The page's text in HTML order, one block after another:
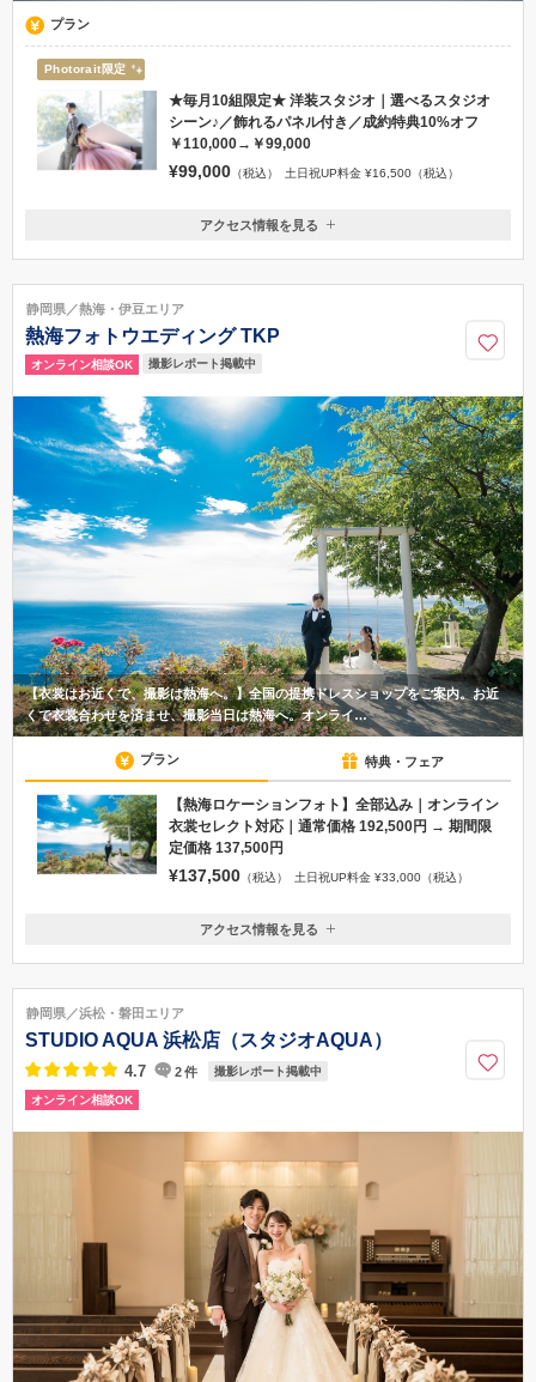
プラン
Photorait限定
★毎月10組限定★ 洋装スタジオ｜選べるスタジオ
シーン♪／飾れるパネル付き／成約特典10%オフ
￥110,000→￥99,000
¥99,000 （税込） 土日祝UP料金 ¥16,500（税込）
静岡県浜松市中央区佐藤3丁目18-5 3F
053-482-8502
アクセス情報を見る
静岡県／熱海・伊豆エリア
熱海フォトウエディング TKP
オンライン相談OK 撮影レポート掲載中
【衣裳はお近くで、撮影は熱海へ。】全国の提携ドレスショップをご案内。お近
くで衣裳合わせを済ませ、撮影当日は熱海へ。オンライ…
プラン 特典・フェア
【熱海ロケーションフォト】全部込み｜オンライン
衣裳セレクト対応｜通常価格 192,500円 → 期間限
定価格 137,500円
¥137,500 （税込） 土日祝UP料金 ¥33,000（税込）
静岡県熱海市熱海1739-35 パサニアホテル棟27階
043-296-1263
アクセス情報を見る
静岡県／浜松・磐田エリア
STUDIO AQUA 浜松店（スタジオAQUA）
4.7 2件 撮影レポート掲載中
オンライン相談OK